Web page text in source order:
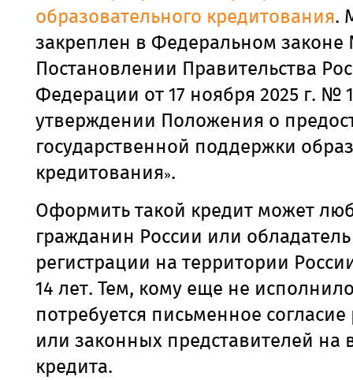
образовательного кредитования.
закреплен в Федеральном
Постановлении Правительства
Федерации от 17 ноября 2025 г. №
утверждении Положения о
государственной поддержки
кредитования».
Оформить такой кредит может
гражданин России или
регистрации на территории
14 лет. Тем, кому еще не
потребуется письменное
или законных представителей на
кредита.